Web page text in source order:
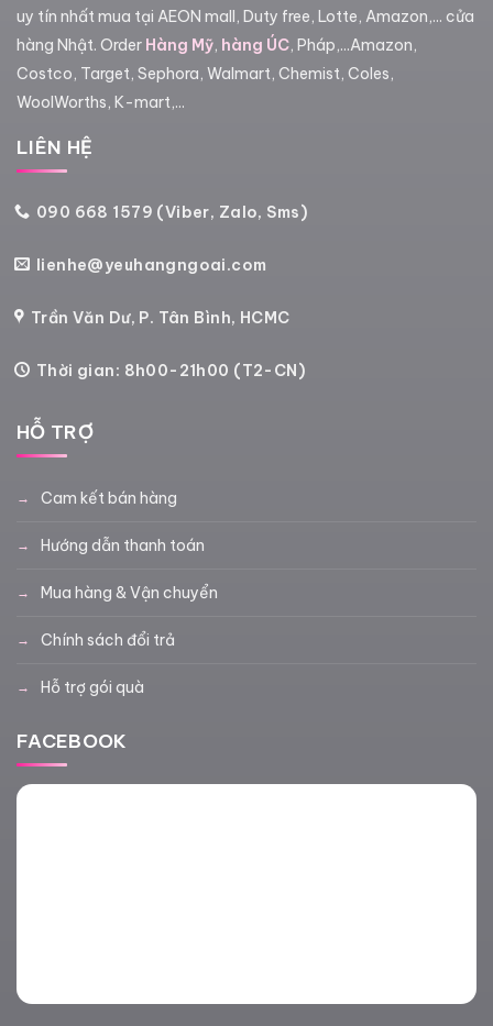
uy tín nhất mua tại AEON mall, Duty free, Lotte, Amazon,... cửa
hàng Nhật. Order Hàng Mỹ, hàng ÚC, Pháp,...Amazon,
Costco, Target, Sephora, Walmart, Chemist, Coles,
WoolWorths, K-mart,...
LIÊN HỆ
090 668 1579 (Viber, Zalo, Sms)
lienhe@yeuhangngoai.com
Trần Văn Dư, P. Tân Bình, HCMC
Thời gian: 8h00-21h00 (T2-CN)
HỖ TRỢ
Cam kết bán hàng
Hướng dẫn thanh toán
Mua hàng & Vận chuyển
Chính sách đổi trả
Hỗ trợ gói quà
FACEBOOK